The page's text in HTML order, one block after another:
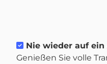
Nie wieder auf
Genießen Sie volle